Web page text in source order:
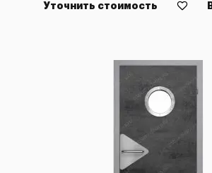
Уточнить стоимость